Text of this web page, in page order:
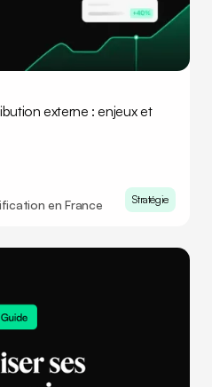
externe : enjeux et
en France
Stratégie